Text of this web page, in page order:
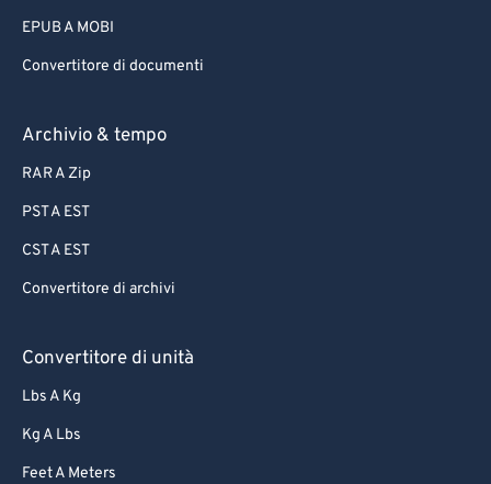
EPUB A MOBI
Convertitore di documenti
Archivio & tempo
RAR A Zip
PST A EST
CST A EST
Convertitore di archivi
Convertitore di unità
Lbs A Kg
Kg A Lbs
Feet A Meters